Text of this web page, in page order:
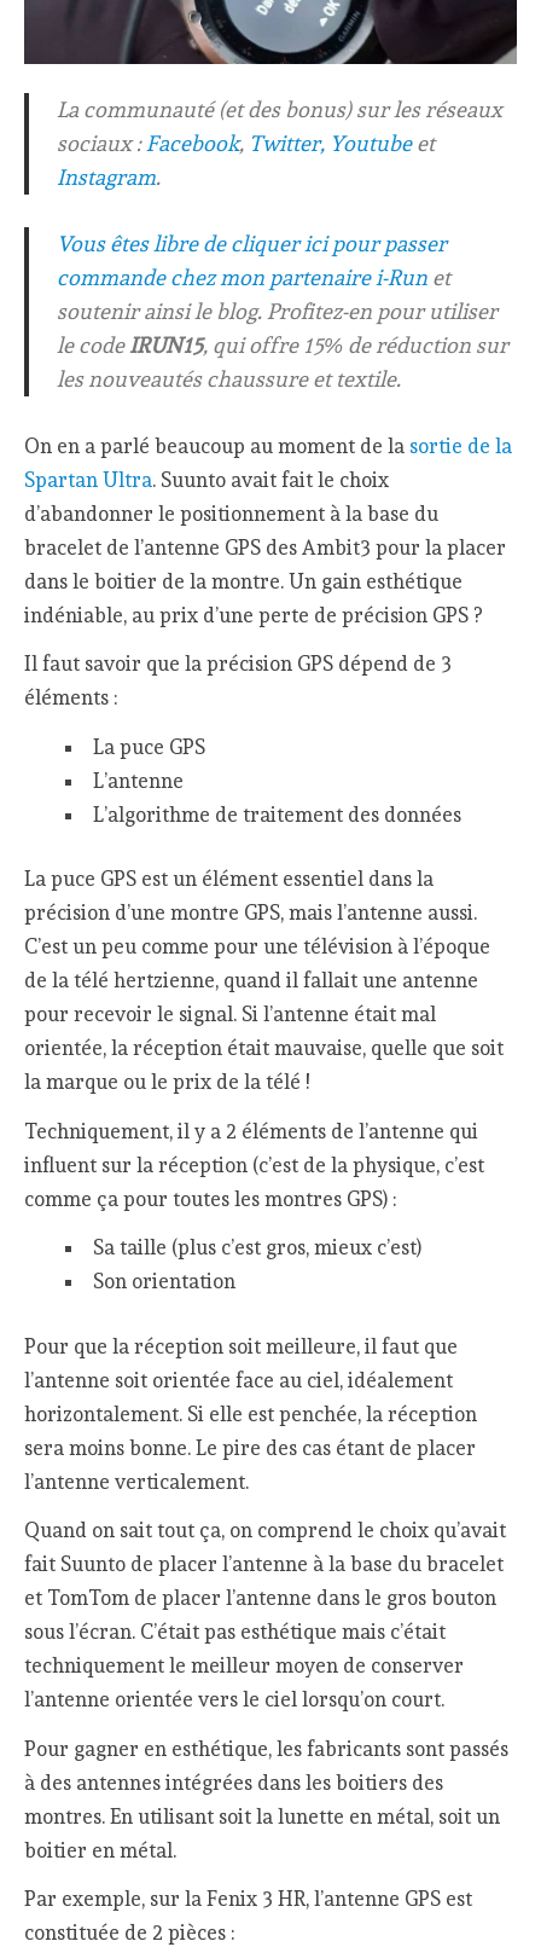
La communauté (et des bonus) sur les réseaux
sociaux : Facebook, Twitter, Youtubeet
Instagram.
Vous êtes libre de cliquer ici pour passer
commande chez mon partenaire i-Runet
soutenir ainsi le blog. Profitez-en pour utiliser
le codeIRUN15, qui offre 15% de réduction sur
les nouveautés chaussure et textile.
On en a parlé beaucoup au moment de la sortie de la
Spartan Ultra. Suunto avait fait le choix
d’abandonner le positionnement à la base du
bracelet de l’antenne GPS des Ambit3 pour la placer
dans le boitier de la montre. Un gain esthétique
indéniable, au prix d’une perte de précision GPS ?
Il faut savoir que la précision GPS dépend de 3
éléments :
La puce GPS
L’antenne
L’algorithme de traitement des données
La puce GPS est un élément essentiel dans la
précision d’une montre GPS, mais l’antenne aussi.
C’est un peu comme pour une télévision à l’époque
de la télé hertzienne, quand il fallait une antenne
pour recevoir le signal. Si l’antenne était mal
orientée, la réception était mauvaise, quelle que soit
la marque ou le prix de la télé !
Techniquement, il y a 2 éléments de l’antenne qui
influent sur la réception (c’est de la physique, c’est
comme ça pour toutes les montres GPS) :
Sa taille (plus c’est gros, mieux c’est)
Son orientation
Pour que la réception soit meilleure, il faut que
l’antenne soit orientée face au ciel, idéalement
horizontalement. Si elle est penchée, la réception
sera moins bonne. Le pire des cas étant de placer
l’antenne verticalement.
Quand on sait tout ça, on comprend le choix qu’avait
fait Suunto de placer l’antenne à la base du bracelet
et TomTom de placer l’antenne dans le gros bouton
sous l’écran. C’était pas esthétique mais c’était
techniquement le meilleur moyen de conserver
l’antenne orientée vers le ciel lorsqu’on court.
Pour gagner en esthétique, les fabricants sont passés
à des antennes intégrées dans les boitiers des
montres. En utilisant soit la lunette en métal, soit un
boitier en métal.
Par exemple, sur la Fenix 3 HR, l’antenne GPS est
constituée de 2 pièces :